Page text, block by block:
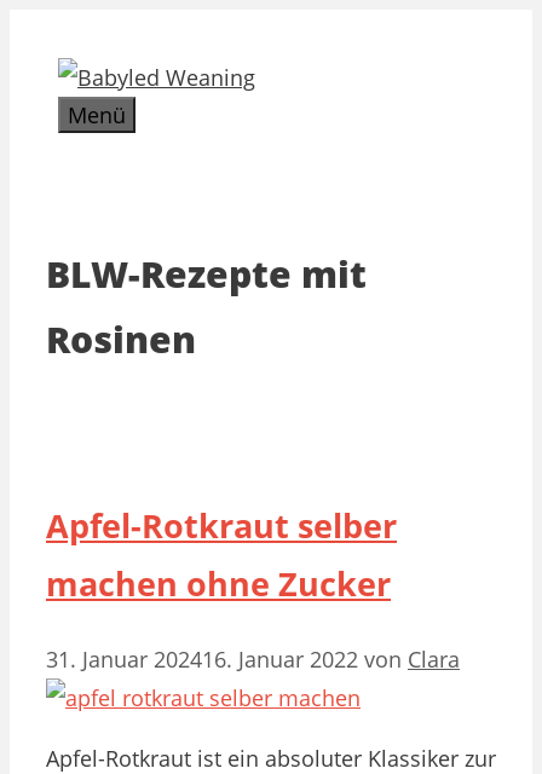
Inhalt
springenMenü
BLW-Rezepte mit
Rosinen
Apfel-Rotkraut selber
machen ohne Zucker
31. Januar 202416. Januar 2022 von Clara
Apfel-Rotkraut ist ein absoluter Klassiker zur